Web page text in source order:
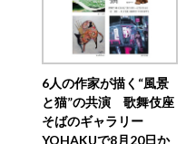
6人の作家が描く“風景
と猫”の共演 歌舞伎座
そばのギャラリー
YOHAKUで8月20日か